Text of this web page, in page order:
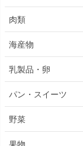
肉類
海産物
乳製品・卵
パン・スイーツ
野菜
果物